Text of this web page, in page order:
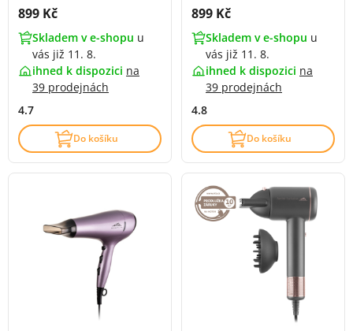
Cena s DPH:
899 Kč
Skladem v e-shopu u
vás již 11. 8.
ihned k dispozici na
39 prodejnách
4.7
Do košíku
Cena s DPH:
899 Kč
Skladem v e-shopu u
vás již 11. 8.
ihned k dispozici na
39 prodejnách
4.8
Do košíku